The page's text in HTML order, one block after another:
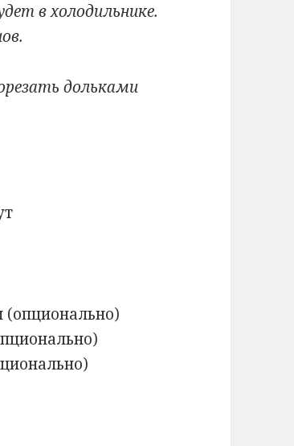
в холодильнике.
дольками
(опционально)